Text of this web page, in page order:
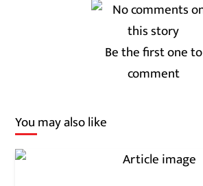
Be the first one to
comment
You may also like